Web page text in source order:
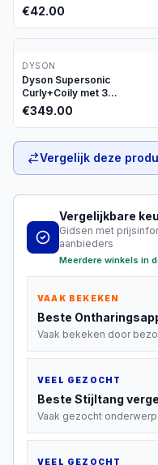
€42.00
DYSON
Dyson Supersonic
Curly+Coily met 3
opzetstukken
€349.00
Vergelijk deze
Vergelijkbare
Gidsen met
aanbieders
Meerdere winkels in
VAAK BEKEKEN
Beste
Vaak bekeken door
VEEL GEZOCHT
Beste Stijltang
Vaak gezocht onderwerp
VEEL GEZOCHT